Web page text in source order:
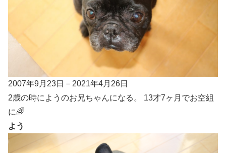
2007年9月23日－2021年4月26日
2歳の時にようのお兄ちゃんになる。 13才7ヶ月でお空組
に🌈
よう